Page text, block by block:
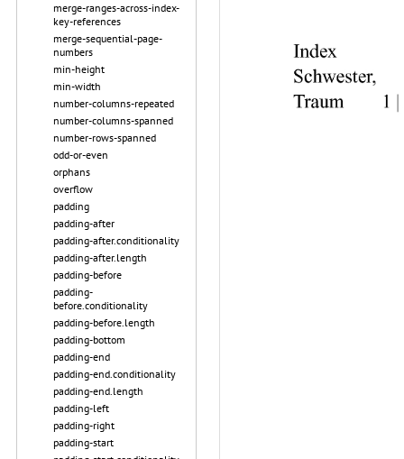
merge-ranges-across-index-
key-references
merge-sequential-page-
numbers
min-height
min-width
number-columns-repeated
number-columns-spanned
number-rows-spanned
odd-or-even
orphans
overflow
padding
padding-after
padding-after.conditionality
padding-after.length
padding-before
padding-
before.conditionality
padding-before.length
padding-bottom
padding-end
padding-end.conditionality
padding-end.length
padding-left
padding-right
padding-start